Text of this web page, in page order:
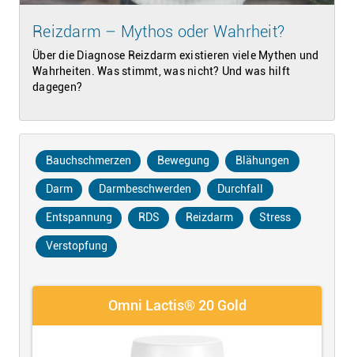
Reizdarm – Mythos oder Wahrheit?
Über die Diagnose Reizdarm existieren viele Mythen und
Wahrheiten. Was stimmt, was nicht? Und was hilft
dagegen?
Bauchschmerzen Bewegung Blähungen
Darm Darmbeschwerden Durchfall
Entspannung RDS Reizdarm Stress
Verstopfung
Omni Lactis® 20 Gold